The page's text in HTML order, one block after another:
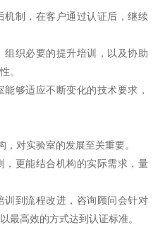
制，在客户通过认证后，继续
织必要的提升培训，以及协助
。
够适应不断变化的技术要求，
对实验室的发展至关重要。
更能结合机构的实际需求，量
训到流程改进，咨询顾问会针对
最高效的方式达到认证标准。